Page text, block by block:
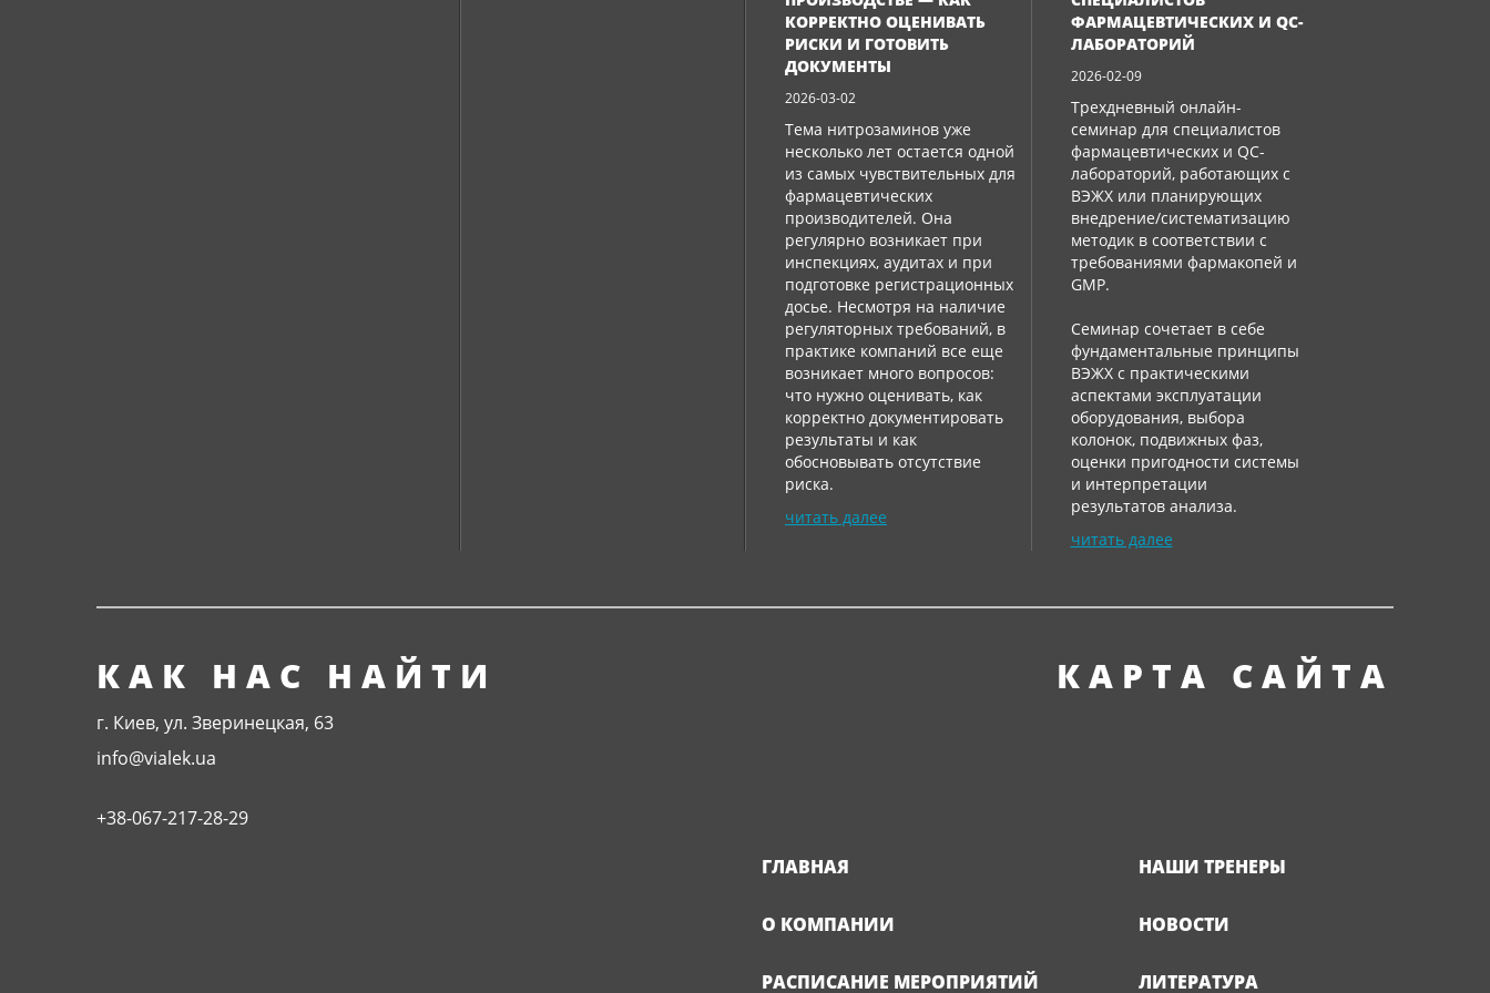
КОРРЕКТНО ОЦЕНИВАТЬ
РИСКИ И ГОТОВИТЬ
ДОКУМЕНТЫ
2026-03-02
Тема нитрозаминов уже
несколько лет остается одной
из самых чувствительных для
фармацевтических
производителей. Она
регулярно возникает при
инспекциях, аудитах и ​​при
подготовке регистрационных
досье. Несмотря на наличие
регуляторных требований, в
практике компаний все еще
возникает много вопросов:
что нужно оценивать, как
корректно документировать
результаты и как
обосновывать отсутствие
риска.
читать далее
ФАРМАЦЕВТИЧЕСКИХ И QC-
ЛАБОРАТОРИЙ
2026-02-09
Трехдневный онлайн-
семинар для специалистов
фармацевтических и QC-
лабораторий, работающих с
ВЭЖХ или планирующих
внедрение/систематизацию
методик в соответствии с
требованиями фармакопей и
GMP.
Семинар сочетает в себе
фундаментальные принципы
ВЭЖХ с практическими
аспектами эксплуатации
оборудования, выбора
колонок, подвижных фаз,
оценки пригодности системы
и интерпретации
результатов анализа.
читать далее
КАК НАС НАЙТИ
г. Киев, ул. Зверинецкая, 63
info@vialek.ua
+38-067-217-28-29
КАРТА САЙТА
ГЛАВНАЯ
О КОМПАНИИ
РАСПИСАНИЕ МЕРОПРИЯТИЙ
НАШИ ТРЕНЕРЫ
НОВОСТИ
ЛИТЕРАТУРА